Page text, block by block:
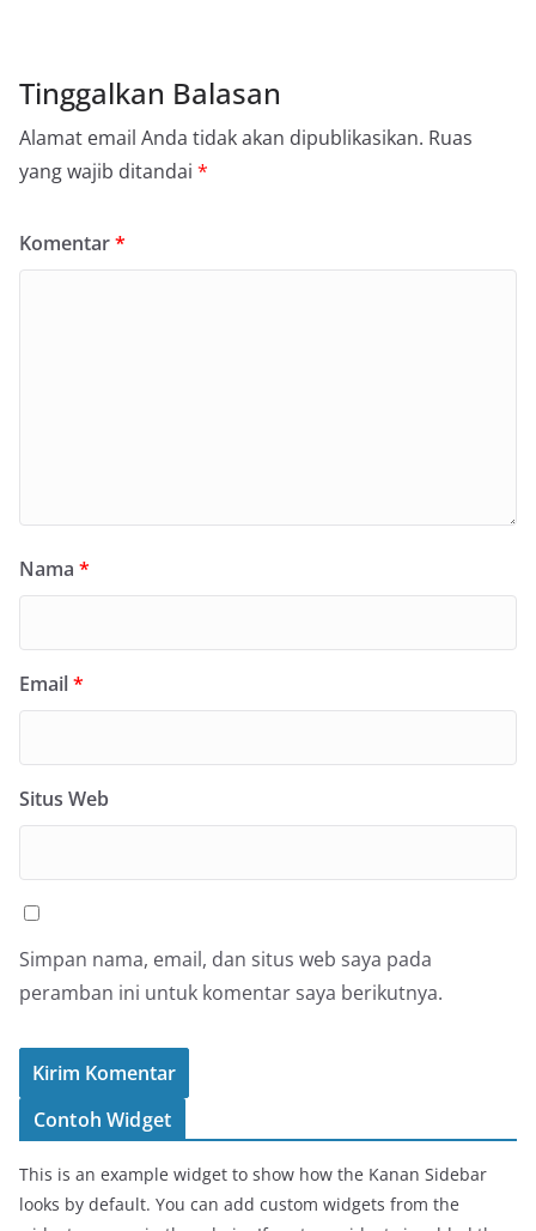
Tinggalkan Balasan
Alamat email Anda tidak akan dipublikasikan. Ruas
yang wajib ditandai *
Komentar*
Nama *
Email*
Situs Web
Simpan nama, email, dan situs web saya pada
peramban ini untuk komentar saya berikutnya.
Contoh Widget
This is an example widget to show how the Kanan Sidebar
looks by default. You can add custom widgets from the